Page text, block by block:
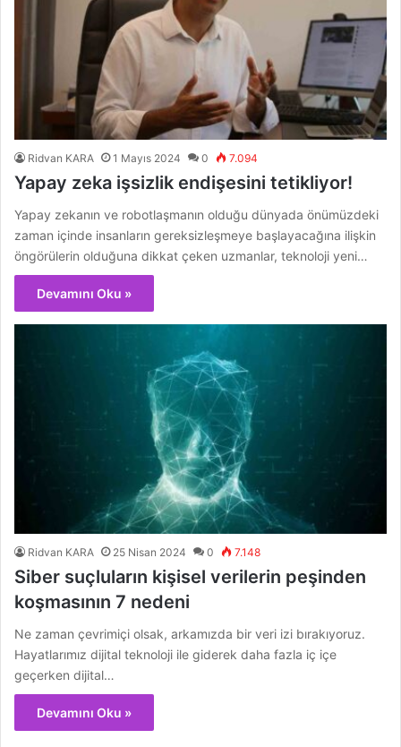
Ridvan KARA 1 Mayıs 2024 0 7.094
Yapay zeka işsizlik endişesini tetikliyor!
Yapay zekanın ve robotlaşmanın olduğu dünyada önümüzdeki
zaman içinde insanların gereksizleşmeye başlayacağına ilişkin
öngörülerin olduğuna dikkat çeken uzmanlar, teknoloji yeni…
Devamını Oku »
Ridvan KARA 25 Nisan 2024 0 7.148
Siber suçluların kişisel verilerin peşinden
koşmasının 7 nedeni
Ne zaman çevrimiçi olsak, arkamızda bir veri izi bırakıyoruz.
Hayatlarımız dijital teknoloji ile giderek daha fazla iç içe
geçerken dijital…
Devamını Oku »